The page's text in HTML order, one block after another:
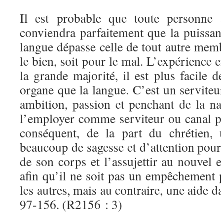
Il est probable que toute personne
conviendra parfaitement que la
langue dépasse celle de tout autre
le bien, soit pour le mal. L’expérience
la grande majorité, il est plus facile
organe que la langue. C’est un
ambition, passion et penchant de la
l’employer comme serviteur ou
conséquent, de la part du chrétien,
beaucoup de sagesse et d’attention
de son corps et l’assujettir au nouvel
afin qu’il ne soit pas un
les autres, mais au contraire, une aide
97-156. (R2156 : 3)